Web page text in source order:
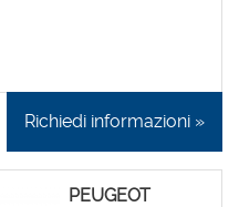
Richiedi informazioni »
PEUGEOT